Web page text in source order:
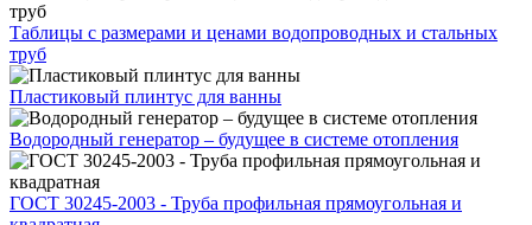
Таблицы с размерами и ценами водопроводных и стальных
труб
Пластиковый плинтус для ванны
Водородный генератор – будущее в системе отопления
ГОСТ 30245-2003 - Труба профильная прямоугольная и